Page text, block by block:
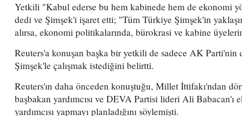
Yetkili "Kabul ederse bu hem kabinede hem de ekonomi
dedi ve Şimşek'i işaret etti; "Tüm Türkiye Şimşek'in
alırsa, ekonomi politikalarında, bürokrasi ve kabine
Reuters'a konuşan başka bir yetkili de sadece AK
Şimşek'le çalışmak istediğini belirtti.
Reuters'ın daha önceden konuştuğu, Millet İttifakı'ndan
başbakan yardımcısı ve DEVA Partisi lideri Ali Babacan'ı
yardımcısı yapmayı planladığını söylemişti.